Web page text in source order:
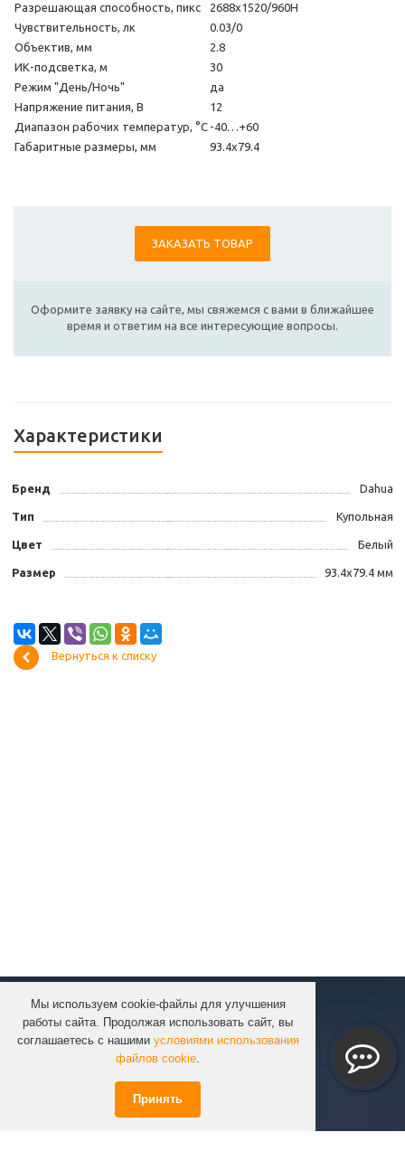
Мы используем cookie-файлы для улучшения
работы сайта. Продолжая использовать сайт, вы
соглашаетесь с нашими условиями использования
файлов cookie.
Принять
Разрешающая способность, пикс
2688х1520/960H
Чувствительность, лк
0.03/0
Объектив, мм
2.8
ИК-подсветка, м
30
Режим "День/Ночь"
да
Напряжение питания, В
12
Диапазон рабочих температур, °С -40…+60
Габаритные размеры, мм
93.4х79.4
ЗАКАЗАТЬ ТОВАР
Оформите заявку на сайте, мы свяжемся с вами в ближайшее
время и ответим на все интересующие вопросы.
Характеристики
Бренд Dahua
Тип Купольная
Цвет Белый
Размер 93.4х79.4 мм
Вернуться к списку
КОМПАНИЯ
КАТАЛОГ
УСЛУГИ
ИНФОРМАЦИЯ